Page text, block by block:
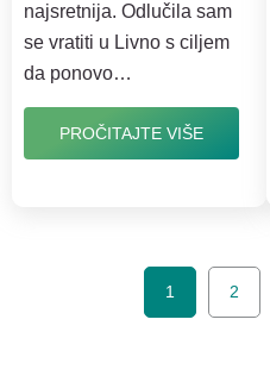
najsretnija. Odlučila sam
se vratiti u Livno s ciljem
da ponovo…
PROČITAJTE VIŠE
1 2